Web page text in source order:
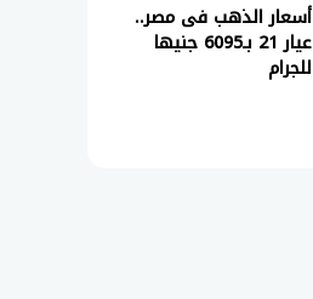
أسعار الذهب فى مصر..
عيار 21 بـ6095 جنيها
للجرام